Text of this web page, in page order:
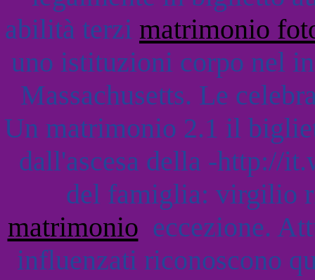
abilità terzi matrimonio
uno istituzioni corpo nel
Massachusetts. Le
Un matrimonio 2.1 il
dall'ascesa della -http://
del famiglia: virgilio
matrimonio eccezione.
influenzati riconoscono